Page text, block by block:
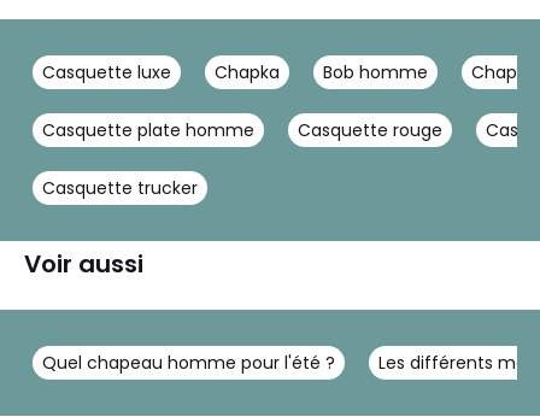
Casquette luxe Chapka Bob homme
Casquette plate homme Casquette rouge
Casquette trucker
Voir aussi
Quel chapeau homme pour l'été ? Les différents